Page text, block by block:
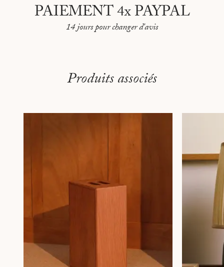
PAIEMENT 4x PAYPAL
14 jours pour changer d'avis
Produits associés